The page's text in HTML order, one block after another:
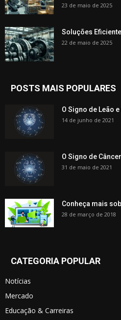
23 de maio de 2025
Soluções
22 de maio de 2025
POSTS MAIS POPULARES
O Signo de Leão
14 de junho de 2021
O Signo de
31 de maio de 2021
Conheça mais
28 de março de 2018
CATEGORIA POPULAR
Notícias
Mercado
Educação & Carreiras